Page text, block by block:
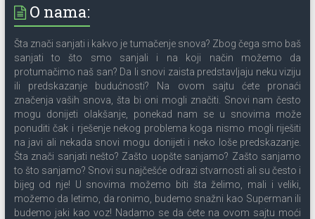
O nama:
Šta znači sanjati i kakvo je tumačenje snova? Zbog čega smo baš
sanjati to što smo sanjali i na koji način možemo da
protumačimo naš san? Da li snovi zaista predstavljaju neku viziju
ili predskazanje budućnosti? Na ovom sajtu ćete pronaći
značenja vaših snova, šta bi oni mogli značiti. Snovi nam često
mogu donijeti olakšanje, ponekad nam se u snovima može
ponuditi čak i rješenje nekog problema koga nismo mogli riješiti
na javi ali nekada snovi mogu donijeti i neko loše predskazanje.
Šta znači sanjati nešto? Zašto uopšte sanjamo? Zašto sanjamo
to što sanjamo? Snovi su najčešće odrazi stvarnosti ali su često i
bijeg od nje! U snovima možemo biti šta želimo, mali i veliki,
možemo da letimo, da ronimo, budemo snažni kao Superman ili
budemo jaki kao voz! Nadamo se da ćete na ovom sajtu moći